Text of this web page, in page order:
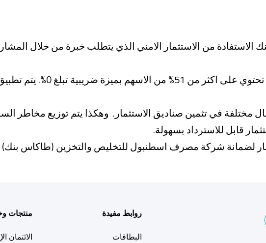
الاستفادة من الاستثمار الامني الذي يتطلب خبرة من خلال
في تثمين صناديق الاستثمار. وهكذا يتم توزيع مخاطر
قابل للاسترداد بسهولة.
لضمانة شركة مصرف اسطنبول للتخليص والتخزين (طاكاس
روابط مفيدة
البطاقات
منتجات
الائتمان